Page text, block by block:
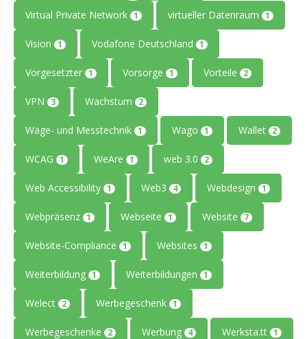
Virtual Private Network 1 virtueller Datenraum 1
Vision 1 Vodafone Deutschland 1
Vorgesetzter 1 Vorsorge 1 Vorteile 2
VPN 3 Wachstum 2
Wäge- und Messtechnik 1 Wago 1 Wallet 2
WCAG 1 WeAre 1 web 3.0 2
Web Accessibility 1 Web3 4 Webdesign 1
Webpräsenz 1 Webseite 1 Website 7
Website-Compliance 1 Websites 1
Weiterbildung 1 Weiterbildungen 1
Welect 2 Werbegeschenk 1
Werbegeschenke 2 Werbung 4 Werksta.tt 1